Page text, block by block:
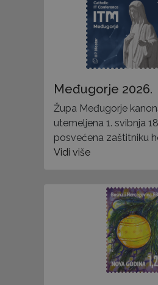
Međugorje 2026.
Župa Međugorje
utemeljena 1. svibnja
posvećena zaštitniku
Vidi više